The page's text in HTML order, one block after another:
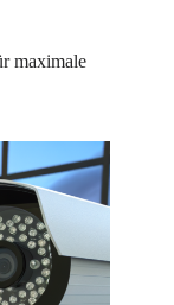
maximale